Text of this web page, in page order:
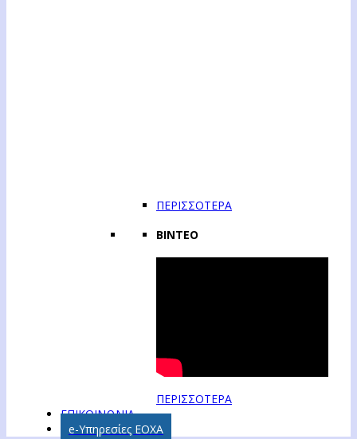
ΠΕΡΙΣΣΟΤΕΡΑ
ΒΙΝΤΕΟ
ΠΕΡΙΣΣΟΤΕΡΑ
ΕΠΙΚΟΙΝΩΝΙΑ
e-Υπηρεσίες ΕΟΧΑ